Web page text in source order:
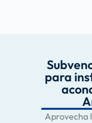
para
Aprovecha